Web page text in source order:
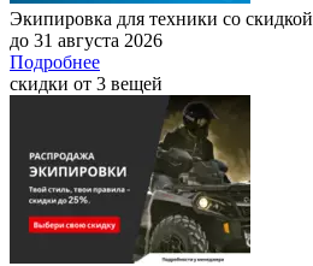
Экипировка для техники со скидкой
до 31 августа 2026
Подробнее
скидки от 3 вещей